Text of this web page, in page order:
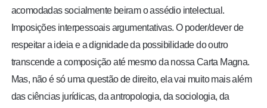
acomodadas socialmente beiram o assédio intelectual.
Imposições interpessoais argumentativas. O poder/dever de
respeitar a ideia e a dignidade da possibilidade do outro
transcende a composição até mesmo da nossa Carta Magna.
Mas, não é só uma questão de direito, ela vai muito mais além
das ciências jurídicas, da antropologia, da sociologia, da